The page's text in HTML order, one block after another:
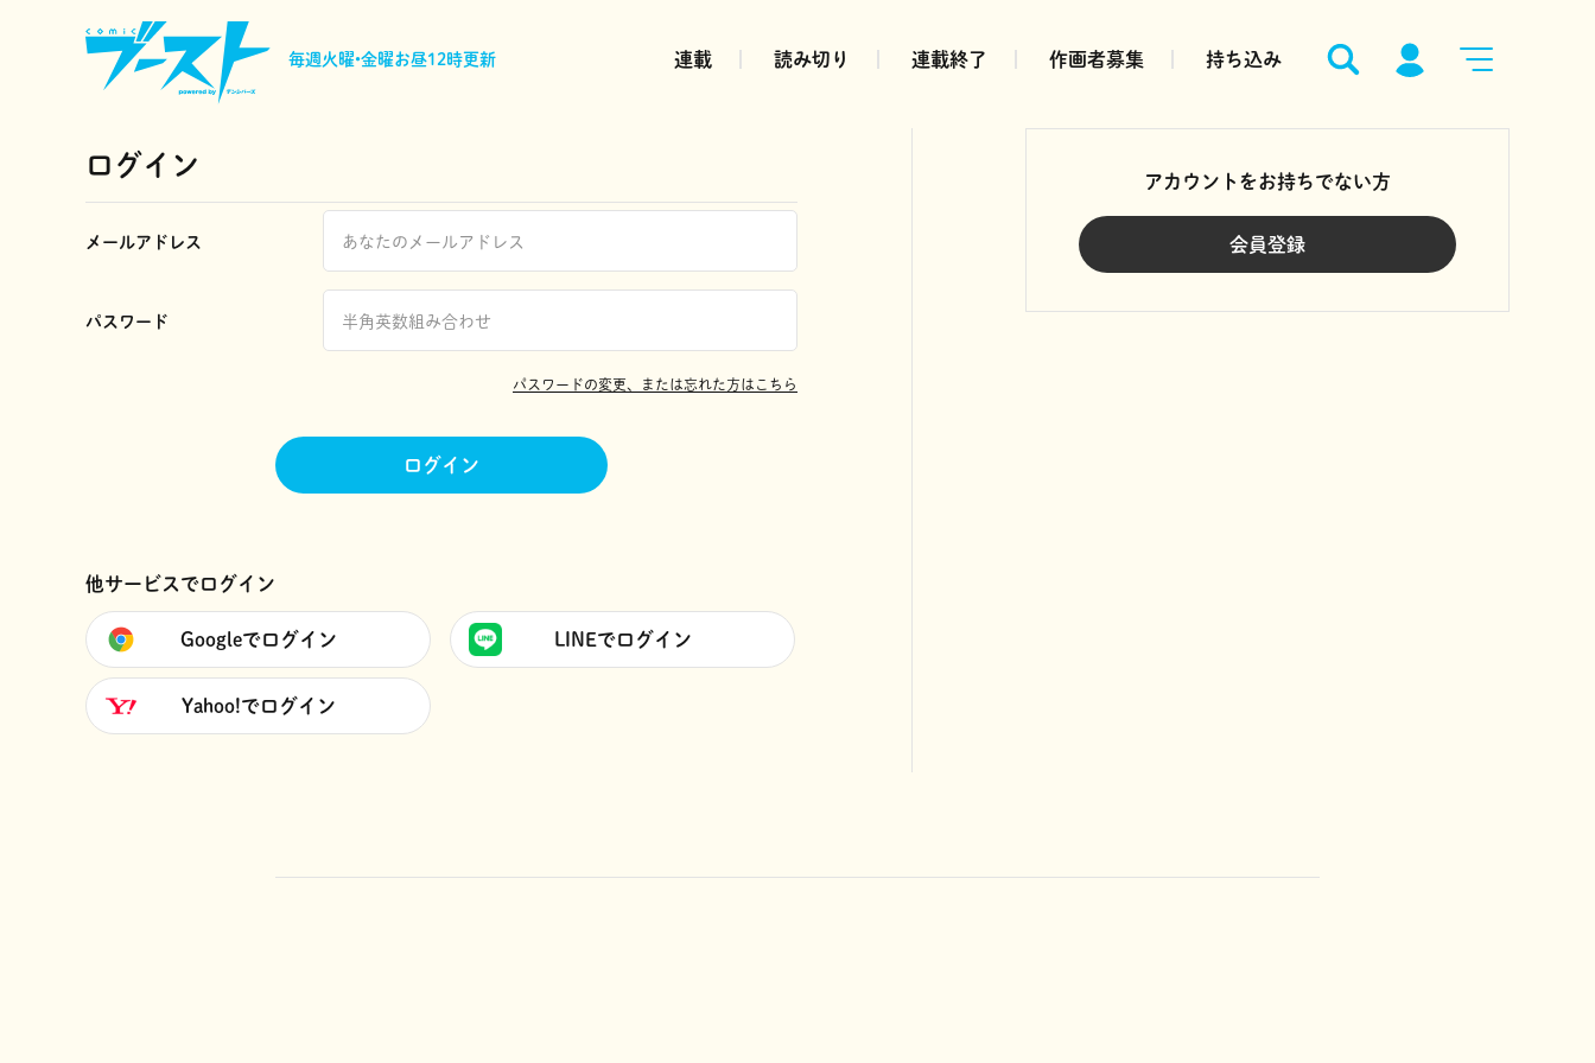
毎週火曜•金曜お昼12時更新 連載 読み切り 連載終了 作画者募集 持ち込み
ログイン
メールアドレス
パスワード
パスワードの変更、または忘れた方はこちら
ログイン
他サービスでログイン
Googleでログイン LINEでログイン
Yahoo!でログイン
アカウントをお持ちでない方
会員登録